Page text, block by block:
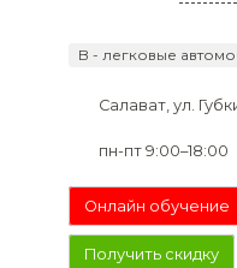
B - легковые
Салават, ул.
пн-пт 9:00–18:00
Онлайн обучение
Получить скидку